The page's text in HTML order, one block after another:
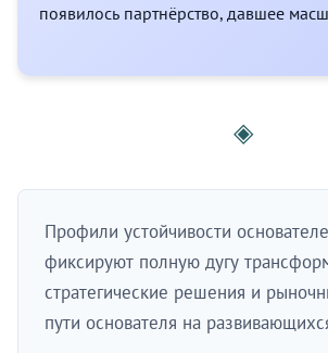
появилось партнёрство, давшее
◈
Профили устойчивости
фиксируют полную дугу
стратегические решения и
пути основателя на